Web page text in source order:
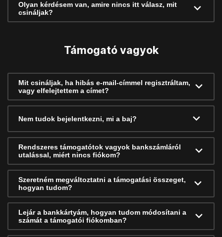
Olyan kérdésem van, amire nincs itt válasz, mit
csináljak?
Támogató vagyok
Mit csináljak, ha hibás e-mail-címmel regisztráltam,
vagy elfelejtettem a címet?
Nem tudok bejelentkezni, mi a baj?
Rendszeres támogatótok vagyok bankszámláról
utalással, miért nincs fiókom?
Szeretném megváltoztatni a támogatási összeget,
hogyan tudom?
Lejár a bankkártyám, hogyan tudom módosítani a
számát a támogatói fiókomban?